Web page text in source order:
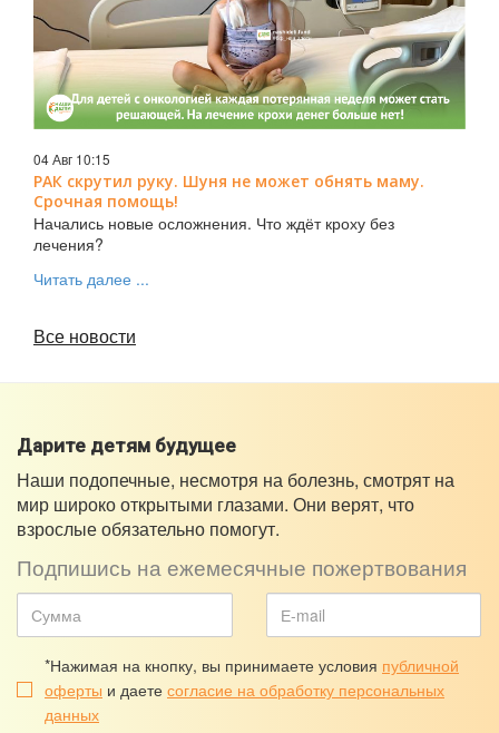
04 Авг 10:15
РАК скрутил руку. Шуня не может обнять маму.
Срочная помощь!
Начались новые осложнения. Что ждёт кроху без
лечения?
Читать далее ...
Все новости
Дарите детям будущее
Наши подопечные, несмотря на болезнь, смотрят на
мир широко открытыми глазами. Они верят, что
взрослые обязательно помогут.
Подпишись на ежемесячные пожертвования
*Нажимая на кнопку, вы принимаете условия публичной
оферты и даете согласие на обработку персональных
данных